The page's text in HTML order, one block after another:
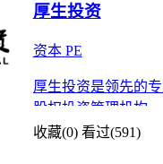
厚生投资
资本 PE
厚生投资是领先的
股权投资管理机构
收藏(0) 看过(591)